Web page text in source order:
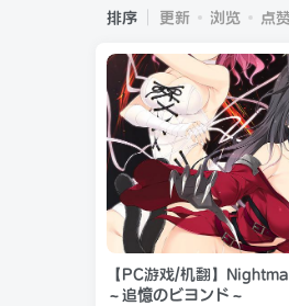
排序 更新 浏览 点
【PC游戏/机翻】
～追憶のビヨンド～